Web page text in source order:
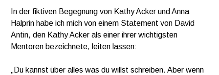
In der fiktiven Begegnung von Kathy Acker und Anna
Halprin habe ich mich von einem Statement von David
Antin, den Kathy Acker als einer ihrer wichtigsten
Mentoren bezeichnete, leiten lassen:
„Du kannst über alles was du willst schreiben. Aber wenn